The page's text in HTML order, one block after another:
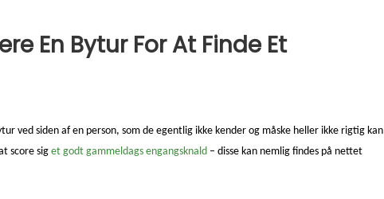
En Bytur For At Finde Et
ved siden af en person, som de egentlig ikke kender og måske heller ikke rigtig kan
score sig et godt gammeldags engangsknald – disse kan nemlig findes på nettet